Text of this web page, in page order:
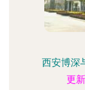
西安博深
更